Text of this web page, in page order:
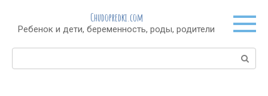
контенту
Chudopredki.com
Ребенок и дети, беременность, роды, родители
Поиск: